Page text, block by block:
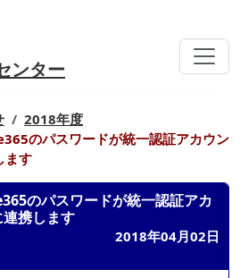
ンター
2018年度
のパスワードが統一認証アカウン
ます
のパスワードが統一認証アカ
携します
2018年04月02日